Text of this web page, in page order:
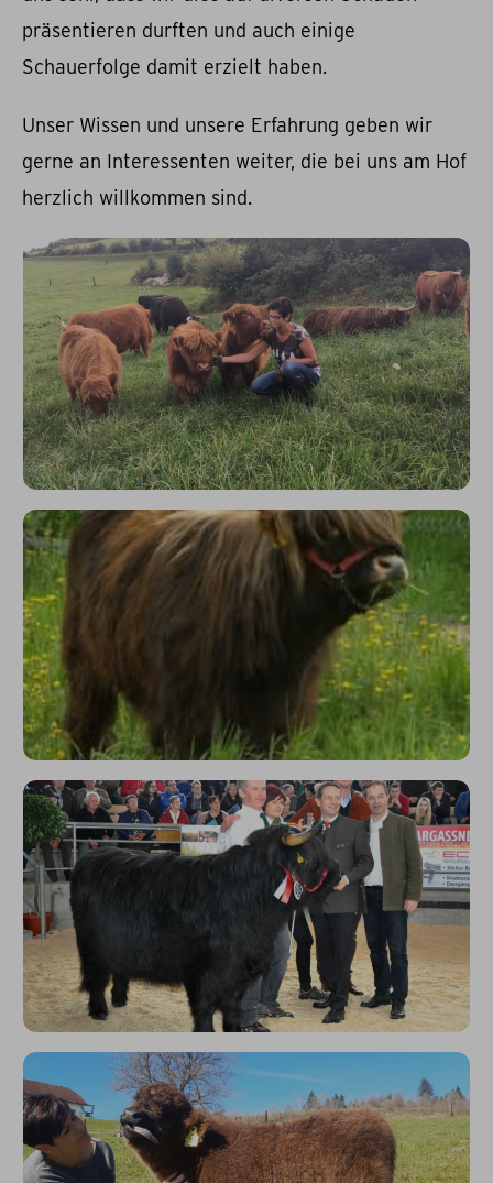
präsentieren durften und auch einige
Schauerfolge damit erzielt haben.
Unser Wissen und unsere Erfahrung geben wir
gerne an Interessenten weiter, die bei uns am Hof
herzlich willkommen sind.